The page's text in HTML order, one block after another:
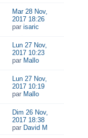
Mar 28 Nov,
2017 18:26
par isaric
Lun 27 Nov,
2017 10:23
par Mallo
Lun 27 Nov,
2017 10:19
par Mallo
Dim 26 Nov,
2017 18:38
par David M